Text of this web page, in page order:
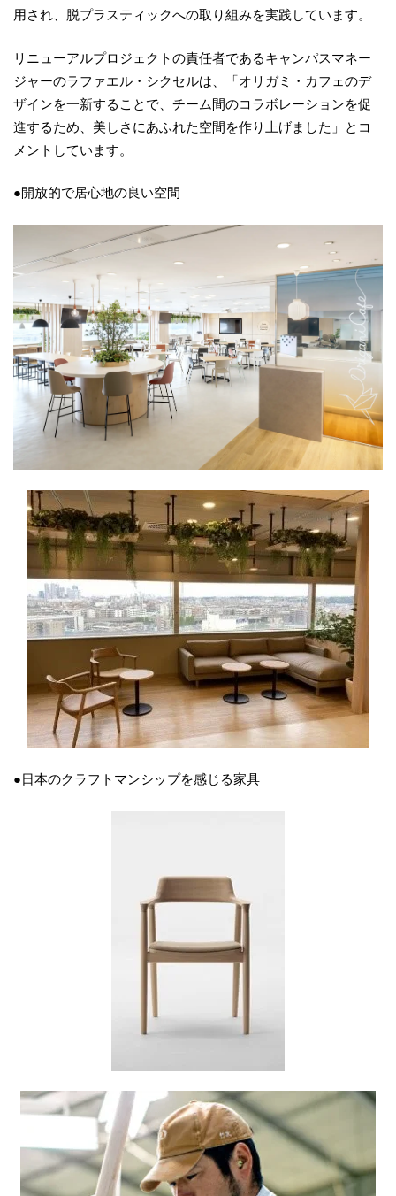
用され、脱プラスティックへの取り組みを実践しています。
リニューアルプロジェクトの責任者であるキャンパスマネー
ジャーのラファエル・シクセルは、「オリガミ・カフェのデ
ザインを一新することで、チーム間のコラボレーションを促
進するため、美しさにあふれた空間を作り上げました」とコ
メントしています。
●開放的で居心地の良い空間
●日本のクラフトマンシップを感じる家具